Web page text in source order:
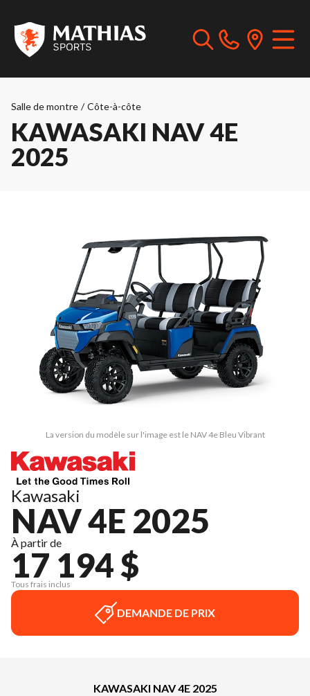
Salle de montre / Côte-à-côte
KAWASAKI NAV 4E
2025
La version du modèle sur l'image est le NAV 4e Bleu Vibrant
Kawasaki
NAV 4E 2025
À partir de
17 194 $
Tous frais inclus
DEMANDE DE PRIX
KAWASAKI NAV 4E 2025